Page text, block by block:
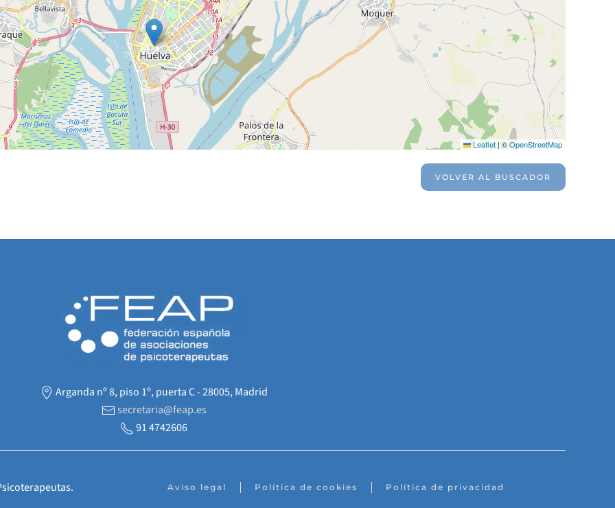
Leaflet | ©OpenStreetMap
VOLVER AL BUSCADOR
Arganda nº 8, piso 1º, puerta C - 28005, Madrid
secretaria@feap.es
91 4742606
Aviso legal Política de cookies Política de privacidad